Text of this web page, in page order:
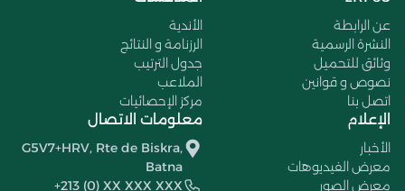
عن الرابطة
النشرة الرسمية
وثائق للتحميل
نصوص و قوانين
اتصل بنا
الأندية
الرزنامة و النتائج
جدول الترتيب
الملاعب
مركز الإحصائيات
الإعلام
الأخبار
معرض الفيديوهات
معرض الصور
معلومات الاتصال
G5V7+HRV, Rte de Biskra,
Batna
+213 (0) XX XXX XXX